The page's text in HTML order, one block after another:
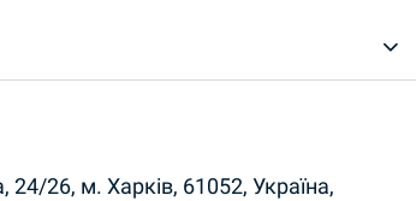
26, м. Харків, 61052, Україна,